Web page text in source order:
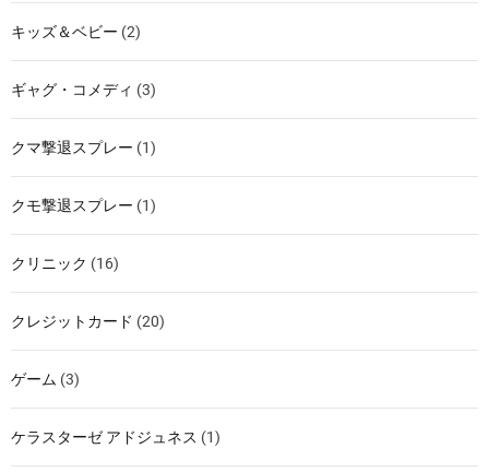
キッズ＆ベビー (2)
ギャグ・コメディ (3)
クマ撃退スプレー (1)
クモ撃退スプレー (1)
クリニック (16)
クレジットカード (20)
ゲーム (3)
ケラスターゼ アドジュネス (1)